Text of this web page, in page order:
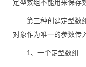
定型数组不能用来保存
第三种创建定型数组
对象作为唯一的参数传
1、一个定型数组